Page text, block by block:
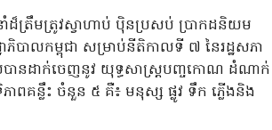
ដ៏ត្រឹមត្រូវស្វាហាប់ ប៉ិនប្រសប់ ប្រាកដនិយម
ាភិបាលកម្ពុជា សម្រាប់នីតិកាលទី ៧ នៃរដ្ឋសភា
យបានដាក់ចេញនូវ យុទ្ធសាស្ត្របញ្ចកោណ ដំណាក់
ន្លឹះ ចំនួន ៥ គឺ៖ មនុស្ស ផ្លូវ ទឹក ភ្លើងនិង